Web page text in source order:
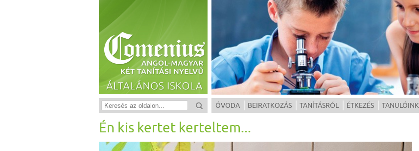
ÓVODA BEIRATKOZÁS TANÍTÁSRÓL ÉTKEZÉS TANULÓINK
Én kis kertet kerteltem...